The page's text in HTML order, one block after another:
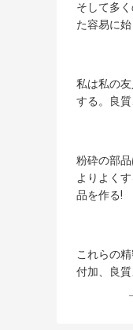
そして多
た容易に始
私は私の
する。良質
粉砕の部
よりよく
品を作る!
これらの
付加、良質